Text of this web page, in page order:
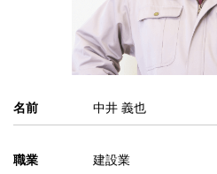
名前 中井 義也
職業 建設業